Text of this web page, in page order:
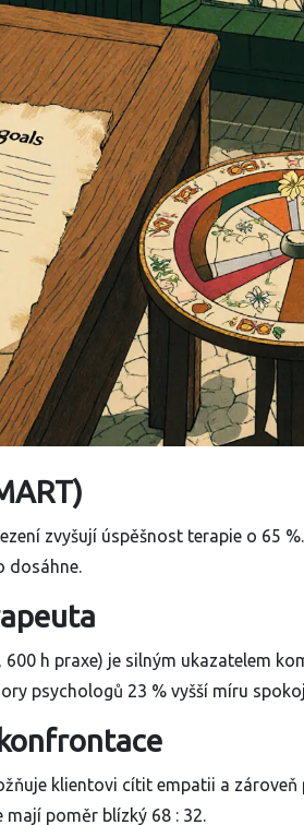
zvyšují úspěšnost terapie o 65
dosáhne.
h praxe) je silným ukazatelem
psychologů 23 % vyšší míru
klientovi cítit empatii a zároveň
mají poměr blízký 68 : 32.